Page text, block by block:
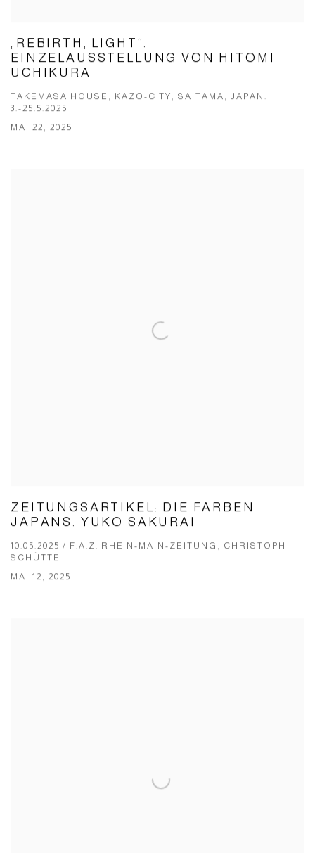
„REBIRTH, LIGHT“.
EINZELAUSSTELLUNG VON HITOMI
UCHIKURA
TAKEMASA HOUSE, KAZO-CITY, SAITAMA, JAPAN.
3.-25.5.2025
MAI 22, 2025
ZEITUNGSARTIKEL: DIE FARBEN
JAPANS. YUKO SAKURAI
10.05.2025 / F.A.Z. RHEIN-MAIN-ZEITUNG, CHRIS­TOPH
SCHÜT­TE
MAI 12, 2025